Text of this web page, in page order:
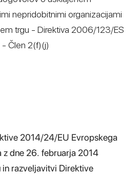
nepridobitnimi organizacijami
trgu - Direktiva 2006/123/ES
Člen 2(f)(j)
2014/24/EU Evropskega
z dne 26. februarja 2014
razveljavitvi Direktive